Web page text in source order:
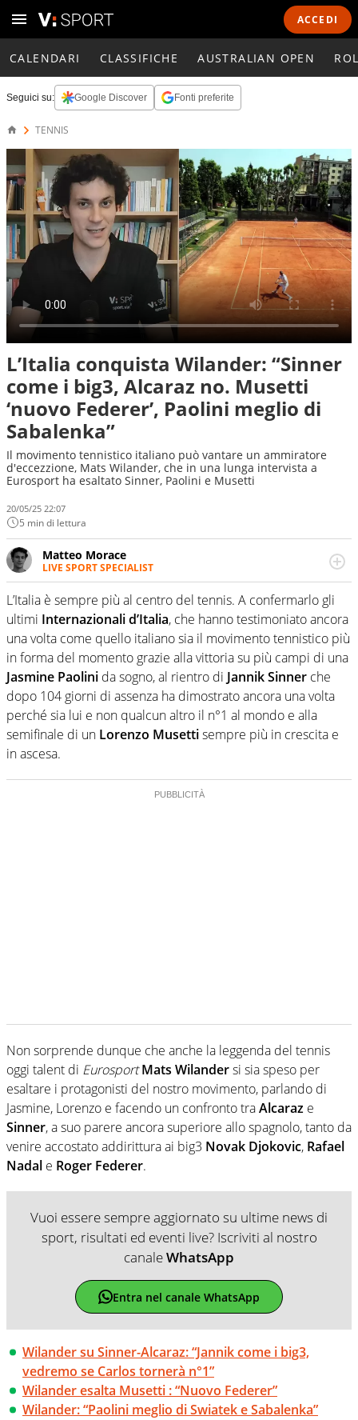
ACCEDI
CALENDARI CLASSIFICHE AUSTRALIAN OPEN
Seguici su: Google Discover Fonti preferite
TENNIS
L’Italia conquista Wilander: “Sinner
come i big3, Alcaraz no. Musetti
‘nuovo Federer’, Paolini meglio di
Sabalenka”
Il movimento tennistico italiano può vantare un ammiratore
d'eccezzione, Mats Wilander, che in una lunga intervista a
Eurosport ha esaltato Sinner, Paolini e Musetti
20/05/25 22:07
5 min di lettura
Matteo Morace
LIVE SPORT SPECIALIST
La multimedialità quale approccio personale e
professionale. Ama raccontare lo sport focalizzando ogni
attenzione sul tempo reale: la verità della dirette non
sono opinioni ma fatti
L’Italia è sempre più al centro del tennis. A confermarlo gli
ultimi Internazionali d’Italia, che hanno testimoniato ancora
una volta come quello italiano sia il movimento tennistico più
in forma del momento grazie alla vittoria su più campi di una
Jasmine Paolini da sogno, al rientro di JannikSinner che
dopo 104 giorni di assenza ha dimostrato ancora una volta
perché sia lui e non qualcun altro il n°1 al mondo e alla
semifinale di un Lorenzo Musettisempre più in crescita e
in ascesa.
Non sorprende dunque che anche la leggenda del tennis
oggi talent di Eurosport Mats Wilandersi sia speso per
esaltare i protagonisti del nostro movimento, parlando di
Jasmine, Lorenzo e facendo un confronto traAlcaraz e
Sinner, a suo parere ancora superiore allo spagnolo, tanto da
venire accostato addirittura ai big3 Novak Djokovic, Rafael
Nadal e Roger Federer.
Vuoi essere sempre aggiornato su ultime news di
sport, risultati ed eventi live? Iscriviti al nostro
canaleWhatsApp
Entra nel canale WhatsApp
Wilander su Sinner-Alcaraz: “Jannik come i big3,
vedremo se Carlos tornerà n°1”
Wilander esalta Musetti : “Nuovo Federer”
Wilander: “Paolini meglio di Swiatek e Sabalenka”